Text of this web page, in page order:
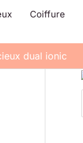
Coiffure
dual ionic